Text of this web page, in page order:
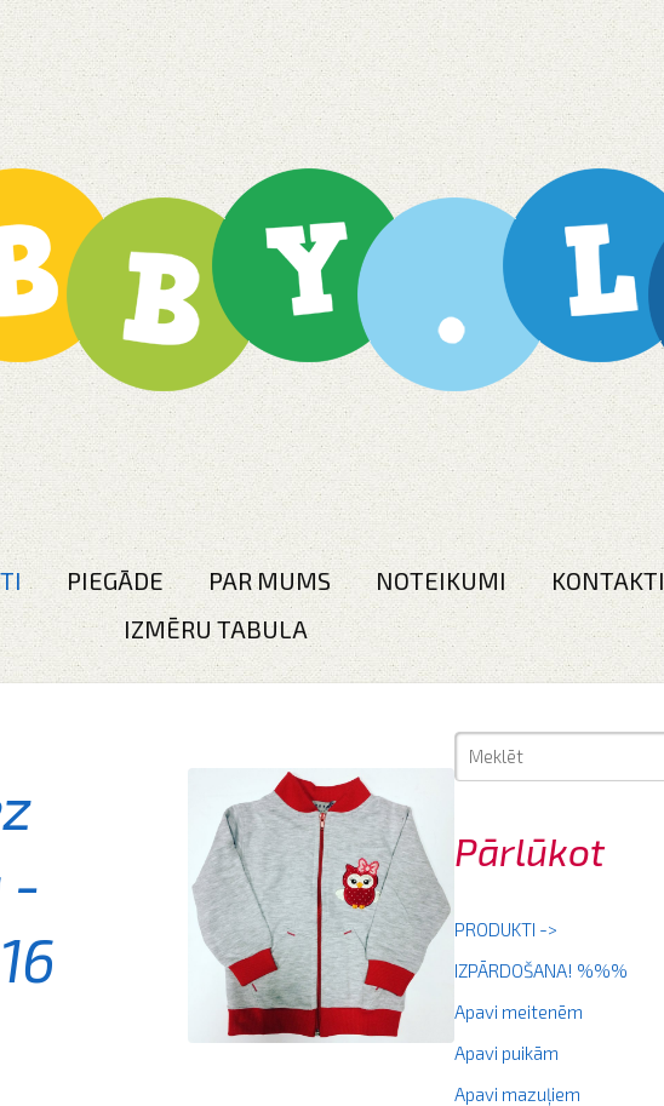
PIEGĀDE PAR MUMS NOTEIKUMI
KONTAKTI
IZMĒRU TABULA
Pārlūkot
PRODUKTI ->
IZPĀRDOŠANA! %%%
Apavi meitenēm
Apavi puikām
Apavi mazuļiem
-